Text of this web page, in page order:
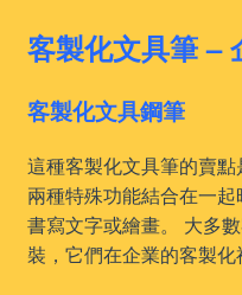
客製化文具筆 –
客製化文具鋼筆
這種客製化文具筆的賣
兩種特殊功能結合在一
書寫文字或繪畫。 大多
裝，它們在企業的客製化